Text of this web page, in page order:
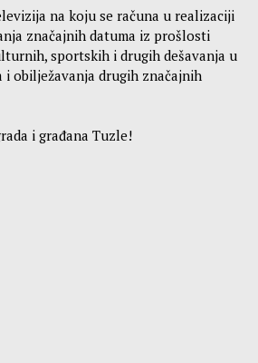
na koju se računa u realizaciji
značajnih datuma iz prošlosti
sportskih i drugih dešavanja u
i obilježavanja drugih značajnih
i građana Tuzle!